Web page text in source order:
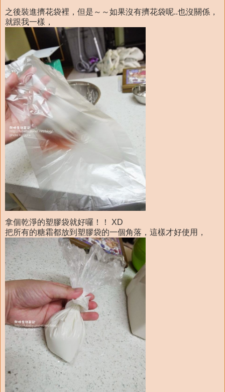
之後裝進擠花袋裡，但是～～如果沒有擠花袋呢..也沒關係，
就跟我一樣，
拿個乾淨的塑膠袋就好囉！！ XD
把所有的糖霜都放到塑膠袋的一個角落，這樣才好使用，